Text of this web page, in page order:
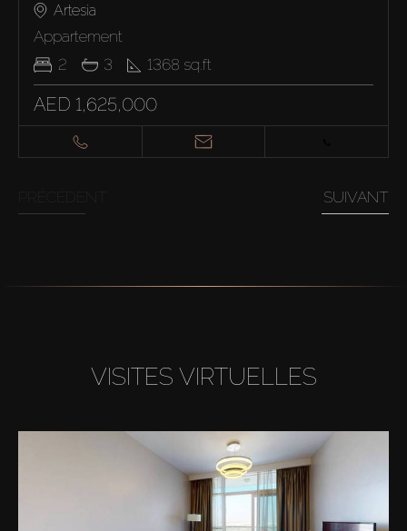
Artesia
Appartement
2
3 1368 sq.ft
AED 1,625,000
SUIVANT
VISITES VIRTUELLES